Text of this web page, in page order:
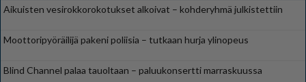
Aikuisten vesirokkorokotukset alkoivat – kohderyhmä julkistettiin
Moottoripyöräilijä pakeni poliisia – tutkaan hurja ylinopeus
Blind Channel palaa tauoltaan – paluukonsertti marraskuussa